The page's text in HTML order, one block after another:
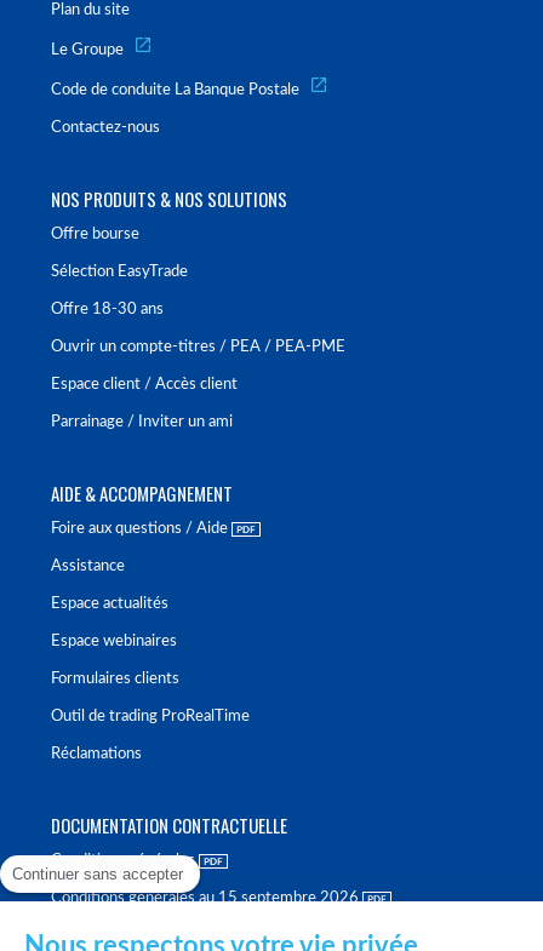
Plan du site
Le Groupe
Code de conduite La Banque Postale
Contactez-nous
NOS PRODUITS & NOS SOLUTIONS
Offre bourse
Sélection EasyTrade
Offre 18-30 ans
Ouvrir un compte-titres / PEA / PEA-PME
Espace client / Accès client
Parrainage / Inviter un ami
AIDE & ACCOMPAGNEMENT
Foire aux questions / Aide
Assistance
Espace actualités
Espace webinaires
Formulaires clients
Outil de trading ProRealTime
Réclamations
DOCUMENTATION CONTRACTUELLE
Conditions générales
Conditions générales au 15 septembre 2026
Continuer sans accepter